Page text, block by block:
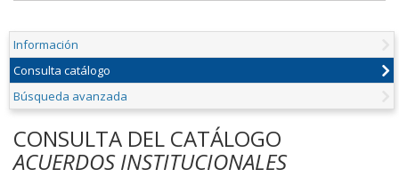
Información
Consulta catálogo
Búsqueda avanzada
CONSULTA DEL CATÁLOGO
ACUERDOS INSTITUCIONALES